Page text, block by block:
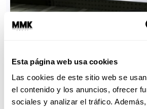
Esta página web usa cookies
Las cookies de este sitio web se
el contenido y los anuncios, ofrecer
sociales y analizar el tráfico.